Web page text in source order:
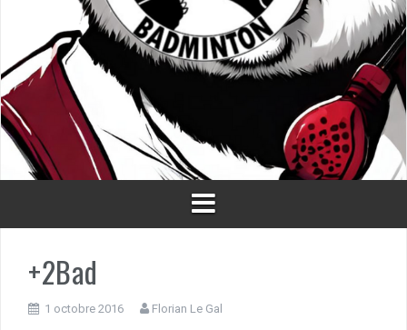
+2Bad
1 octobre 2016 Florian Le Gal